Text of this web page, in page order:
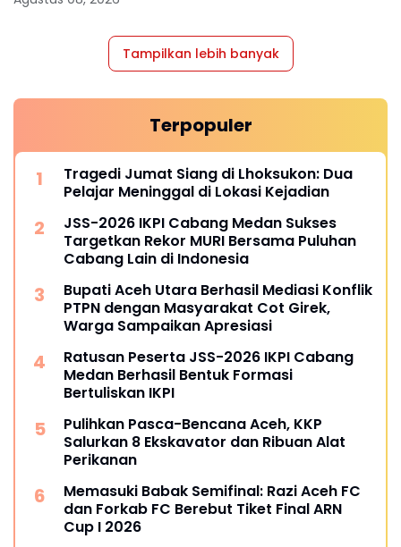
Tampilkan lebih banyak
Terpopuler
Tragedi Jumat Siang di Lhoksukon: Dua
Pelajar Meninggal di Lokasi Kejadian
JSS-2026 IKPI Cabang Medan Sukses
Targetkan Rekor MURI Bersama Puluhan
Cabang Lain di Indonesia
Bupati Aceh Utara Berhasil Mediasi Konflik
PTPN dengan Masyarakat Cot Girek,
Warga Sampaikan Apresiasi
Ratusan Peserta JSS-2026 IKPI Cabang
Medan Berhasil Bentuk Formasi
Bertuliskan IKPI
Pulihkan Pasca-Bencana Aceh, KKP
Salurkan 8 Ekskavator dan Ribuan Alat
Perikanan
Memasuki Babak Semifinal: Razi Aceh FC
dan Forkab FC Berebut Tiket Final ARN
Cup I 2026